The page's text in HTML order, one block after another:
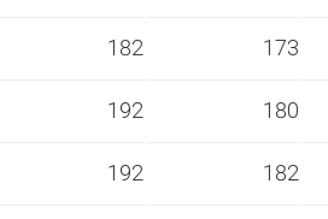
182 173
192 180
192 182